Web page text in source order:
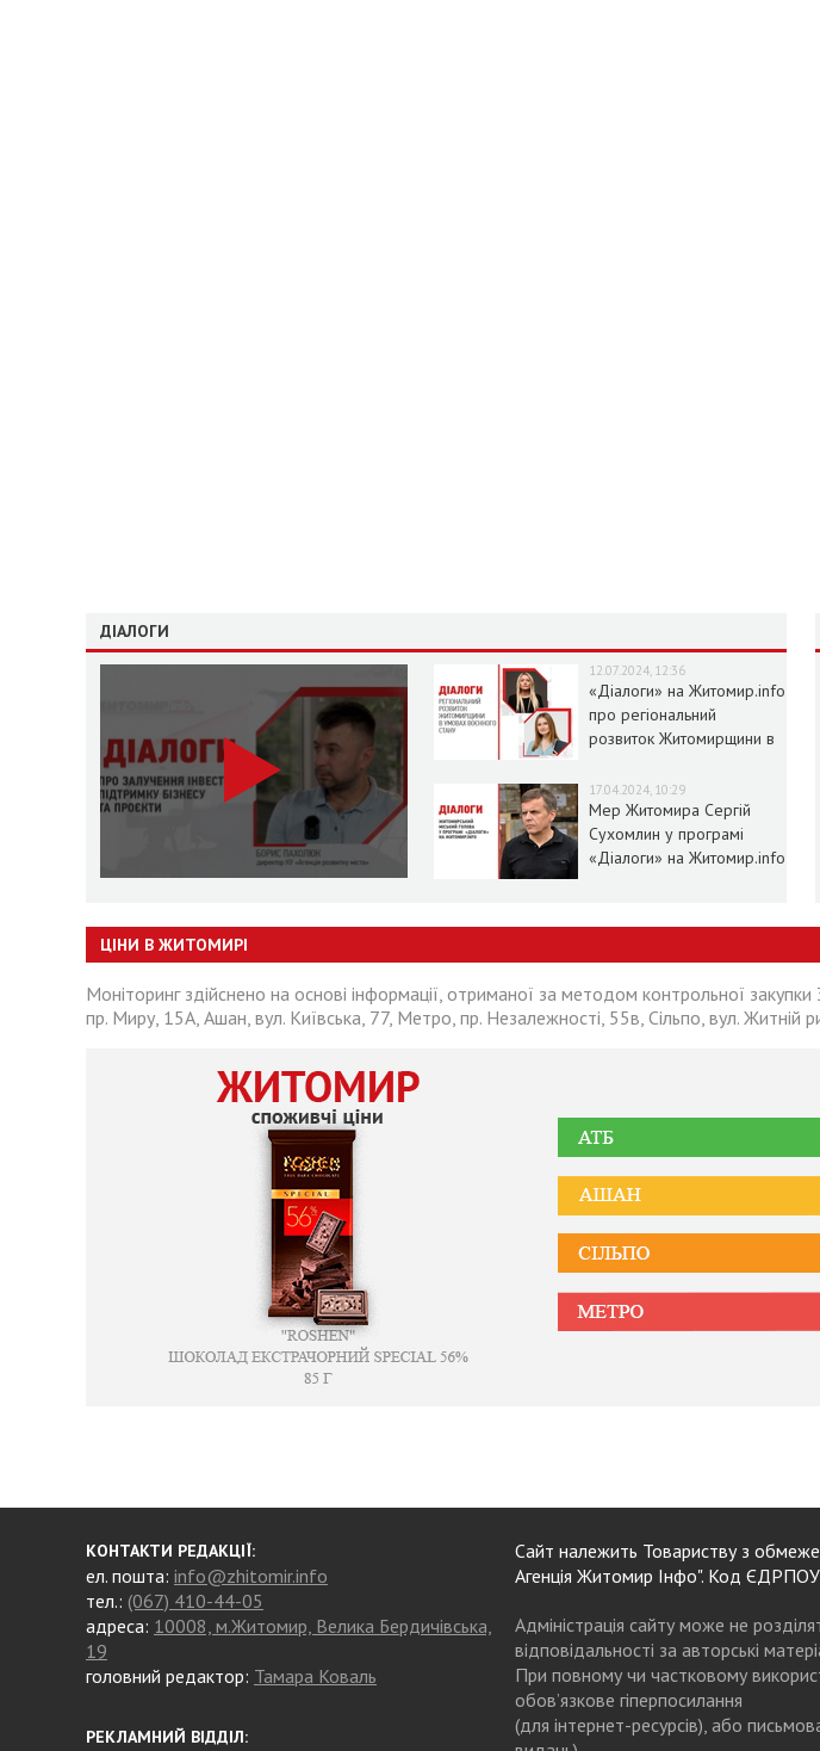
ДІАЛОГИ
12.07.2024, 12:36
«Діалоги» на Житомир.info
про регіональний
розвиток Житомирщини в
17.04.2024, 10:29
Мер Житомира Сергій
Сухомлин у програмі
«Діалоги» на Житомир.info
ЦІНИ В ЖИТОМИРІ
Моніторинг здійснено на основі інформації, отриманої за методом контрольної
пр. Миру, 15А, Ашан, вул. Київська, 77, Метро, пр. Незалежності, 55в, Сільпо, вул. Житній
КОНТАКТИ РЕДАКЦІЇ:
ел. пошта: info@zhitomir.info
тел.: (067) 410-44-05
адреса: 10008, м.Житомир, Велика Бердичівська,
19
головний редактор: Тамара Коваль
РЕКЛАМНИЙ ВІДДІЛ:
Сайт належить Товариству з
Агенція Житомир Інфо". Код
Адміністрація сайту може не
відповідальності за авторські
При повному чи частковому
обов’язкове гіперпосилання
(для інтернет-ресурсів), або